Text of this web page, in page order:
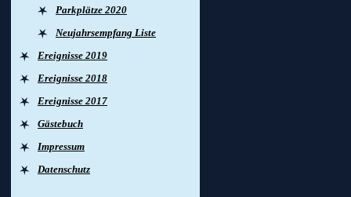
Parkplätze 2020
Neujahrsempfang Liste
Ereignisse 2019
Ereignisse 2018
Ereignisse 2017
Gästebuch
Impressum
Datenschutz